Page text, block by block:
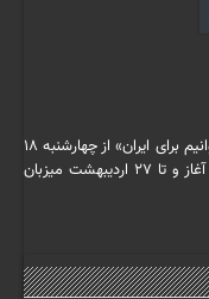
سی و ششمین نمایشگاه کتاب تهران با شعار «بخوانیم برای ایران» از چهارشنبه ۱۸
اردیبهشت ۱۴۰۴ در مصلی امام خمینی (ره) تهران آغاز و تا ۲۷ اردیبهشت میزبان